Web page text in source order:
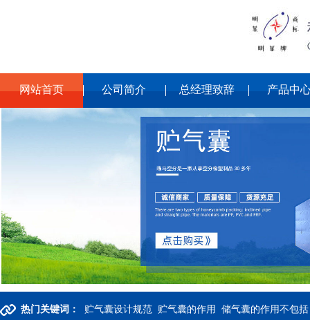
网站首页 公司简介 总经理致辞 产品中
热门关键词： 贮气囊设计规范 贮气囊的作用 储气囊的作用不包